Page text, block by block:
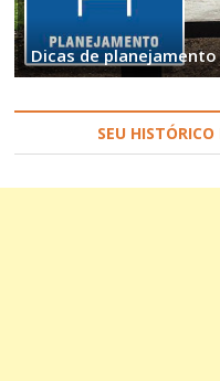
Dicas de
SEU